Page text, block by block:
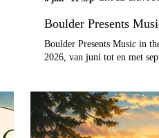
Boulder Presents
Boulder Presents Music in
2026, van juni tot en met